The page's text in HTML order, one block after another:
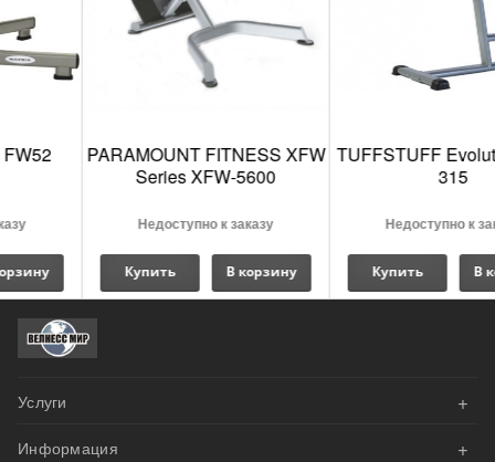
PARAMOUNT FITNESS XFW
Series XFW-5600
Недоступно к заказу
Купить В корзину
TUFFSTUFF Evolution RRC-
Недоступно к заказу
Купить В корзину
Услуги +
АКЦИИ
Информация +